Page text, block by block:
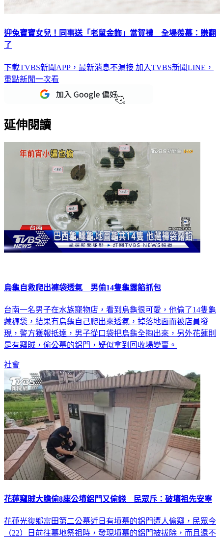
迎兔寶寶女兒！同事送「老鼠金飾」當賀禮 全場羨慕：賺翻
了
下載TVBS新聞APP，最新消息不漏接 加入TVBS新聞LINE，
重點新聞一次看
延伸閱讀
烏龜自救爬出褲袋透氣 男偷14隻龜露餡抓包
台南一名男子在水族寵物店，看到烏龜很可愛，他偷了14隻龜
藏褲袋，結果有烏龜自己爬出來透氣，掉落地面而被店員發
現，警方獲報抵達，男子從口袋把烏龜全掏出來，另外花蓮則
是有竊賊，偷公墓的鋁門，疑似拿到回收場變賣。
社會
花蓮竊賊大膽偷8座公墳鋁門又偷錢 民眾斥：破壞祖先安寧
花蓮光復鄉富田第二公墓近日有墳墓的鋁門遭人偷竊，民眾今
（22）日前往墓地祭祖時，發現墳墓的鋁門被拔除，而且還不